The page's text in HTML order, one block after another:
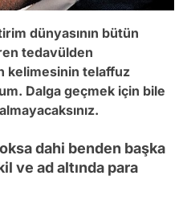
dünyasının bütün
tedavülden
kelimesinin telaffuz
Dalga geçmek için bile
dahi benden başka
ve ad altında para